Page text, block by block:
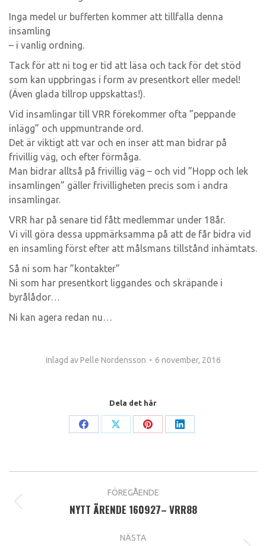
Inga medel ur bufferten kommer att tillfalla denna
insamling
– i vanlig ordning.
Tack för att ni tog er tid att läsa och tack för det stöd
som kan uppbringas i form av presentkort eller medel!
(Även glada tillrop uppskattas!).
Vid insamlingar till VRR förekommer ofta ”peppande
inlägg” och uppmuntrande ord.
Det är viktigt att var och en inser att man bidrar på
frivillig väg, och efter förmåga.
Man bidrar alltså på frivillig väg – och vid ”Hopp och lek
insamlingen” gäller frivilligheten precis som i andra
insamlingar.
VRR har på senare tid fått medlemmar under 18år.
Vi vill göra dessa uppmärksamma på att de får bidra vid
en insamling först efter att målsmans tillstånd inhämtats.
Så ni som har ”kontakter”
Ni som har presentkort liggandes och skräpande i
byrålådor…
Ni kan agera redan nu…
Inlagd avPelle Nordensson 6 november, 2016
Dela det här
Share
Share
Share
Share
navigation
FÖREGÅENDE
Previous
NYTT ÄRENDE 160927– VRR88
NÄSTA